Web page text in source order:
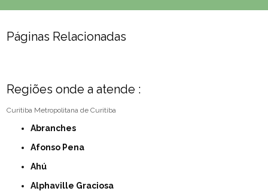
Páginas Relacionadas
Regiões onde a atende :
Curitiba Metropolitana de Curitiba
Abranches
Afonso Pena
Ahú
Alphaville Graciosa